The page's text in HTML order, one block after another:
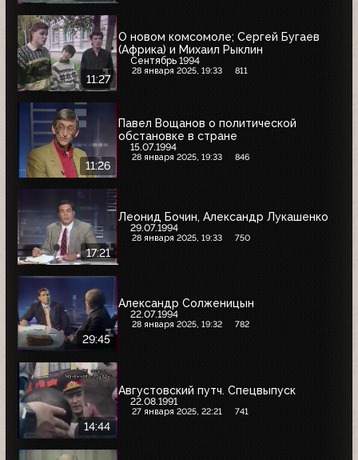
11:27
О новом комсомоле; Сергей Бугаев
(Африка) и Михаил Рыклин
Сентябрь 1994
28 января 2025, 19:33 811
11:26
Павел Вощанов о политической
обстановке в стране
15.07.1994
28 января 2025, 19:33 846
17:21
Леонид Бочин, Александр Лукашенко
29.07.1994
28 января 2025, 19:33 750
29:45
Александр Солженицын
22.07.1994
28 января 2025, 19:32 782
14:44
Августовский путч. Спецвыпуск
22.08.1991
27 января 2025, 22:21 741